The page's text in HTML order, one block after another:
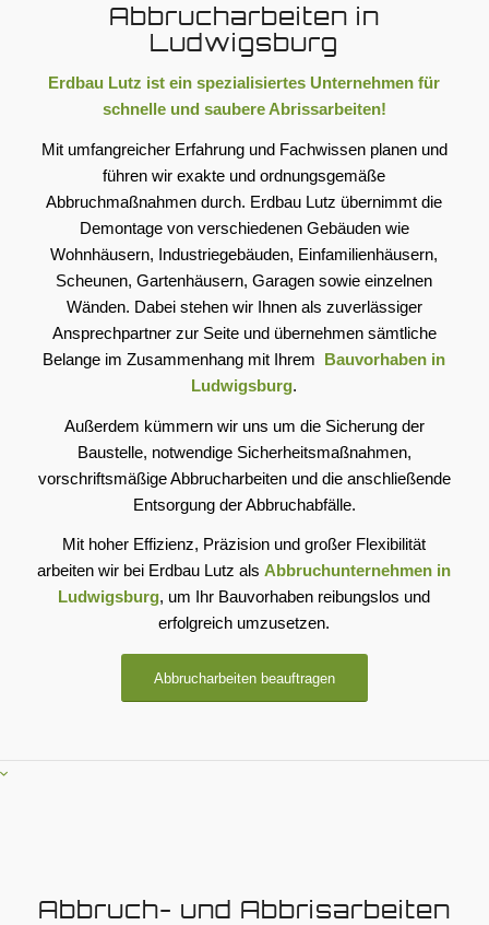
Abbrucharbeiten in
Ludwigsburg
Erdbau Lutz ist ein spezialisiertes Unternehmen für
schnelle und saubere Abrissarbeiten!
Mit umfangreicher Erfahrung und Fachwissen planen und
führen wir exakte und ordnungsgemäße
Abbruchmaßnahmen durch. Erdbau Lutz übernimmt die
Demontage von verschiedenen Gebäuden wie
Wohnhäusern, Industriegebäuden, Einfamilienhäusern,
Scheunen, Gartenhäusern, Garagen sowie einzelnen
Wänden. Dabei stehen wir Ihnen als zuverlässiger
Ansprechpartner zur Seite und übernehmen sämtliche
Belange im Zusammenhang mit Ihrem Bauvorhaben in
Ludwigsburg.
Außerdem kümmern wir uns um die Sicherung der
Baustelle, notwendige Sicherheitsmaßnahmen,
vorschriftsmäßige Abbrucharbeiten und die anschließende
Entsorgung der Abbruchabfälle.
Mit hoher Effizienz, Präzision und großer Flexibilität
arbeiten wir bei Erdbau Lutz alsAbbruchunternehmen in
Ludwigsburg, um Ihr Bauvorhaben reibungslos und
erfolgreich umzusetzen.
Abbrucharbeiten beauftragen
Abbruch- und Abbrisarbeiten